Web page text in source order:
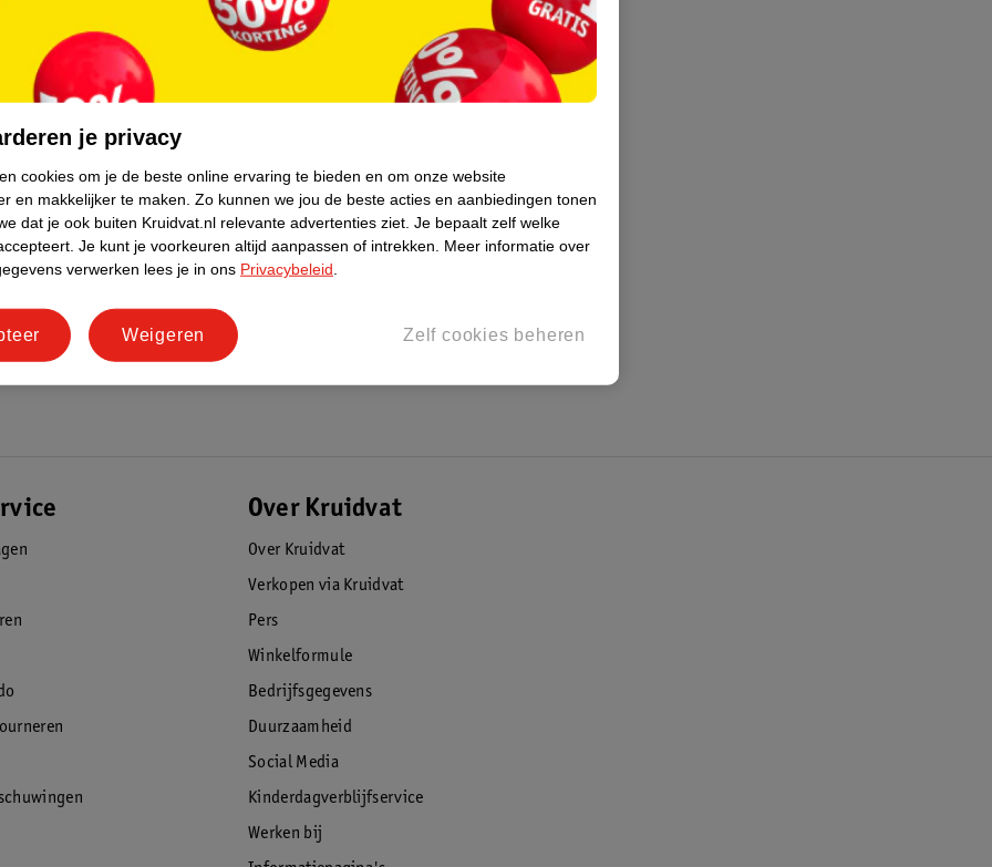
City - 523825 CN
Over Kruidvat
Over Kruidvat
Verkopen via Kruidvat
Pers
Winkelformule
Bedrijfsgegevens
Duurzaamheid
Social Media
Kinderdagverblijfservice
Werken bij
je privacy
cookies om je de beste online ervaring te bieden en om onze website
en makkelijker te maken. Zo kunnen we jou de beste acties en aanbiedingen tonen
dat je ook buiten Kruidvat.nl relevante advertenties ziet. Je bepaalt zelf welke
Je kunt je voorkeuren altijd aanpassen of intrekken.
Meer informatie over
verwerken lees je in ons Privacybeleid
Zelf cookies beheren
Weigeren